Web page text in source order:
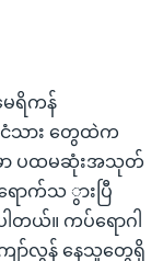
ေရိကန်
ငံသား တွေထဲက
မှာ ပထမဆုံးအသုတ်
ောက်သ ွားပြီ
ါတယ်။ ကပ်ရောဂါ
ာ်လွန် နေသူတွေရှိ